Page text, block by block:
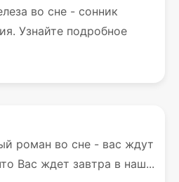
во сне - сонник
Узнайте подробное
роман во сне - вас ждут
Вас ждет завтра в наш...